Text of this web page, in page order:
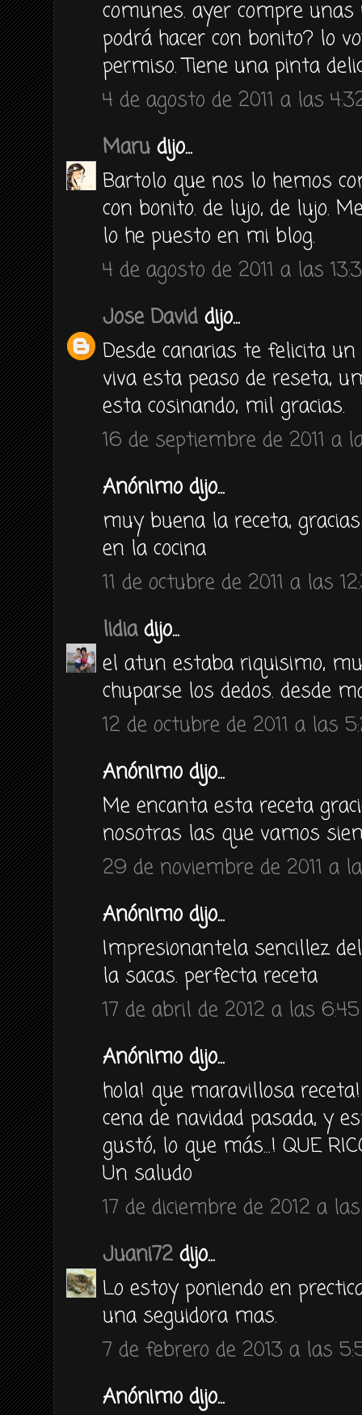
comunes. ayer compre
podrá hacer con bonito? lo
permiso. Tiene una pinta
4 de agosto de 2011 a las
Maru dijo...
Bartolo que nos lo hemos
con bonito. de lujo, de lujo.
lo he puesto en mi blog.
4 de agosto de 2011 a las
Jose David dijo...
Desde canarias te felicita
viva esta peaso de reseta,
esta cosinando, mil gracias.
16 de septiembre de 2011 a
Anónimo dijo...
muy buena la receta,
en la cocina
11 de octubre de 2011 a las
lidiadijo...
el atun estaba riquisimo,
chuparse los dedos. desde
12 de octubre de 2011 a las
Anónimo dijo...
Me encanta esta receta
nosotras las que vamos
29 de noviembre de 2011 a
Anónimo dijo...
Impresionantela sencillez
la sacas. perfecta receta
17 de abril de 2012 a las 6:45
Anónimo dijo...
hola! que maravillosa
cena de navidad pasada, y
gustó, lo que más...! QUE
Un saludo
17 de diciembre de 2012 a
Juani72 dijo...
Lo estoy poniendo en
una seguidora mas.
7 de febrero de 2013 a las
Anónimo dijo...